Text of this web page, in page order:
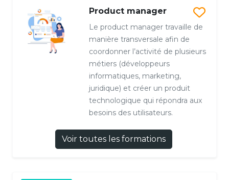
Product manager
Le product manager travaille de
manière transversale afin de
coordonner l’activité de plusieurs
métiers (développeurs
informatiques, marketing,
juridique) et créer un produit
technologique qui répondra aux
besoins des utilisateurs.
Voir toutes les formations